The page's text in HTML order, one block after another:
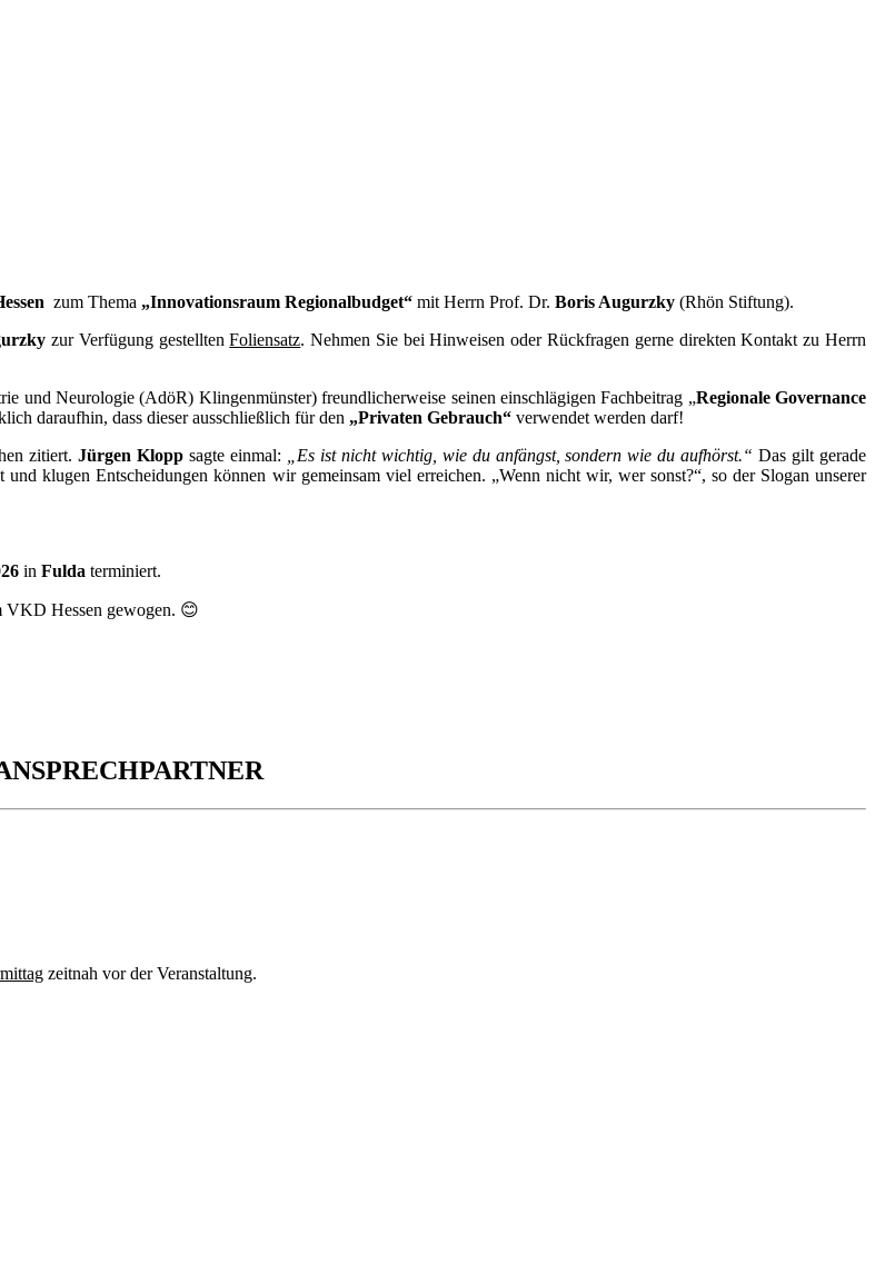
zum Thema „Innovationsraum Regionalbudget“ mit Herrn Prof. Dr. Boris Augurzky (Rhön Stiftung).
zur Verfügung gestelltenFoliensatz. Nehmen Sie bei Hinweisen oder Rückfragen gerne direkten Kontakt zu Herrn
und Neurologie (AdöR) Klingenmünster) freundlicherweise seinen einschlägigen Fachbeitrag „Regionale Governance
daraufhin, dass dieser ausschließlich für den „Privaten Gebrauch“ verwendet werden darf!
zitiert.Jürgen Klopp sagte einmal: „Es ist nicht wichtig, wie du anfängst, sondern wie du aufhörst.“ Das gilt gerade
klugen Entscheidungen können wir gemeinsam viel erreichen. „Wenn nicht wir, wer sonst?“, so der Slogan unserer
in Fulda terminiert.
VKD Hessen gewogen. 😊
zeitnah vor der Veranstaltung.